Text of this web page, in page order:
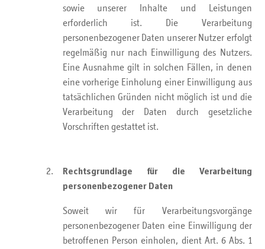
sowie unserer Inhalte und Leistungen
erforderlich ist. Die Verarbeitung
personenbezogener Daten unserer Nutzer erfolgt
regelmäßig nur nach Einwilligung des Nutzers.
Eine Ausnahme gilt in solchen Fällen, in denen
eine vorherige Einholung einer Einwilligung aus
tatsächlichen Gründen nicht möglich ist und die
Verarbeitung der Daten durch gesetzliche
Vorschriften gestattet ist.
Rechtsgrundlage für die Verarbeitung
personenbezogener Daten
Soweit wir für Verarbeitungsvorgänge
personenbezogener Daten eine Einwilligung der
betroffenen Person einholen, dient Art. 6 Abs. 1